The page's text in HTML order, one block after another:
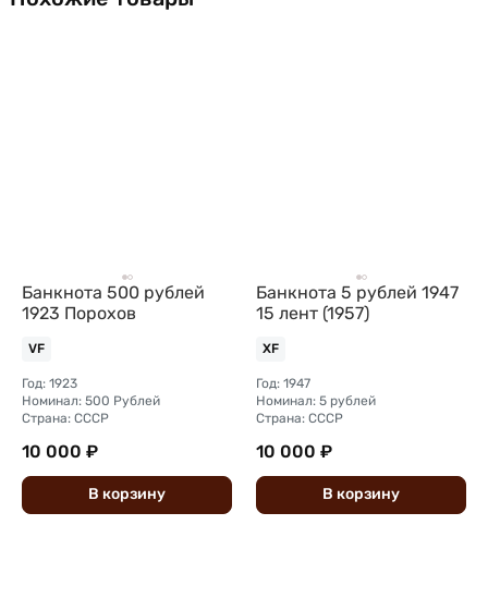
Банкнота 500 рублей
1923 Порохов
VF
Год: 1923
Номинал: 500 Рублей
Страна: СССР
10 000 ₽
В корзину
Банкнота 5 рублей 1947
15 лент (1957)
XF
Год: 1947
Номинал: 5 рублей
Страна: СССР
10 000 ₽
В корзину